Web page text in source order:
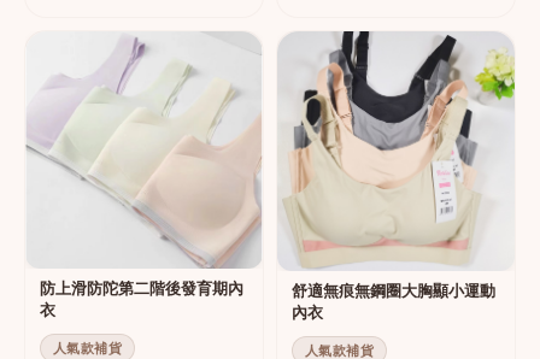
防上滑防陀第二階後發育期內
衣
人氣款補貨
舒適無痕無鋼圈大胸顯小運動
內衣
人氣款補貨